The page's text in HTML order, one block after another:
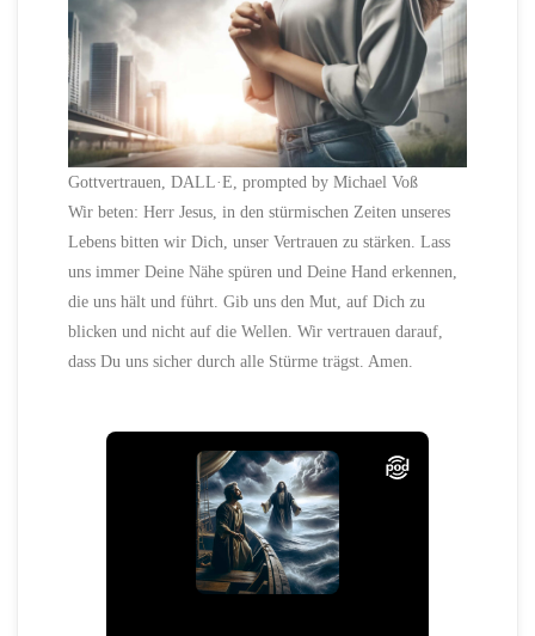
Gottvertrauen, DALL·E, prompted by Michael Voß
Wir beten: Herr Jesus, in den stürmischen Zeiten unseres
Lebens bitten wir Dich, unser Vertrauen zu stärken. Lass
uns immer Deine Nähe spüren und Deine Hand erkennen,
die uns hält und führt. Gib uns den Mut, auf Dich zu
blicken und nicht auf die Wellen. Wir vertrauen darauf,
dass Du uns sicher durch alle Stürme trägst. Amen.